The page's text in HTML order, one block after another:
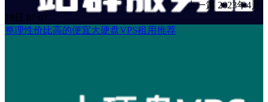
上一篇 2023年4月
19日 07:07
整理性价比高的便宜大硬盘VPS租用推荐